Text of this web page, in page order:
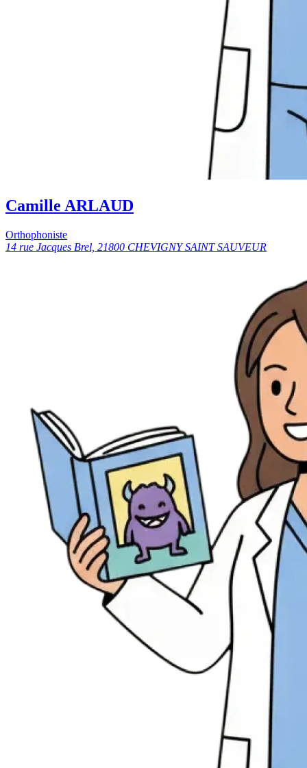
Camille ARLAUD
Orthophoniste
14 rue Jacques Brel, 21800 CHEVIGNY SAINT SAUVEUR